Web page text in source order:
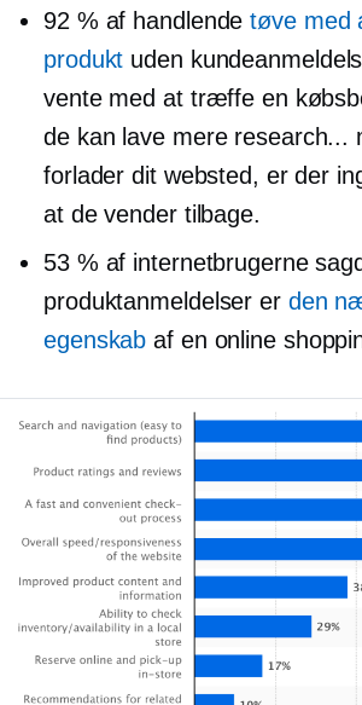
92 % af handlendetøve med
produkt uden
vente med at træffe en
de kan lave mere research...
forlader dit websted, er der
at de vender tilbage.
53 % af internetbrugerne
produktanmeldelser er den
egenskab af en online